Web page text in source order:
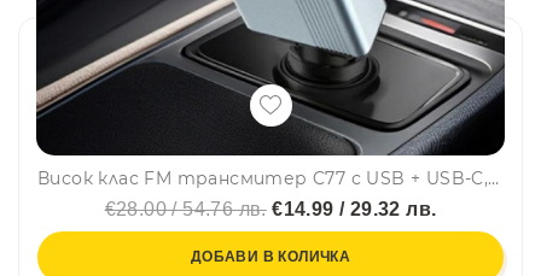
Висок клас FM трансмитер C77 с USB + USB-C, прибиращ се Type-C кабел 75 см и LED осветление, Bluetooth 5.3 и метален корпус
€28.00 / 54.76 лв.€14.99 / 29.32 лв.
ДОБАВИ В КОЛИЧКА